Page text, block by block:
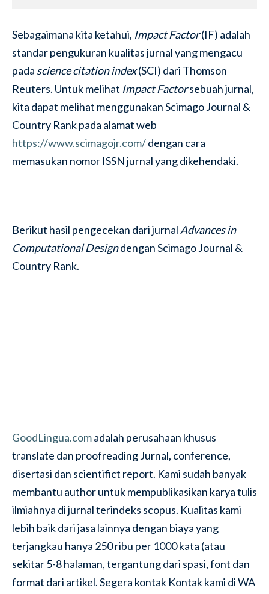
Sebagaimana kita ketahui, Impact Factor(IF) adalah
standar pengukuran kualitas jurnal yang mengacu
pada science citation index(SCI) dari Thomson
Reuters. Untuk melihat Impact Factorsebuah jurnal,
kita dapat melihat menggunakan Scimago Journal &
Country Rank pada alamat web
https://www.scimagojr.com/dengan cara
memasukan nomor ISSN jurnal yang dikehendaki.
Berikut hasil pengecekan dari jurnal Advances in
Computational Designdengan Scimago Journal &
Country Rank.
GoodLingua.comadalah perusahaan khusus
translate dan proofreading Jurnal, conference,
disertasi dan scientifict report. Kami sudah banyak
membantu author untuk mempublikasikan karya tulis
ilmiahnya di jurnal terindeks scopus. Kualitas kami
lebih baik dari jasa lainnya dengan biaya yang
terjangkau hanya 250 ribu per 1000 kata (atau
sekitar 5-8 halaman, tergantung dari spasi, font dan
format dari artikel. Segera kontak Kontak kami di WA